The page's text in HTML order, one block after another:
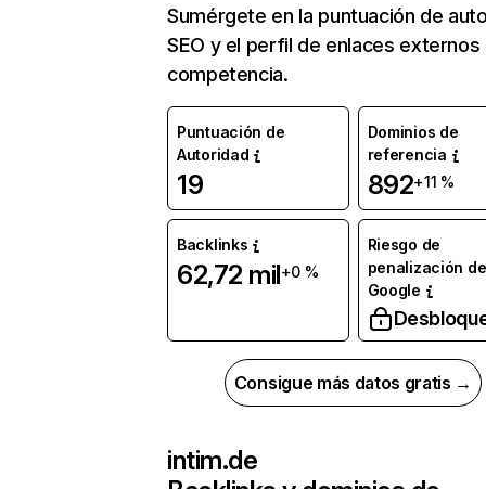
Sumérgete en la puntuación de
SEO y el perfil de enlaces externos
competencia.
Puntuación de
Autoridad
19
Dominios de
referencia
892+11 %
Backlinks
62,72 mil+0 %
Riesgo de
penalización de
Google
Consigue más datos gratis →
intim.de